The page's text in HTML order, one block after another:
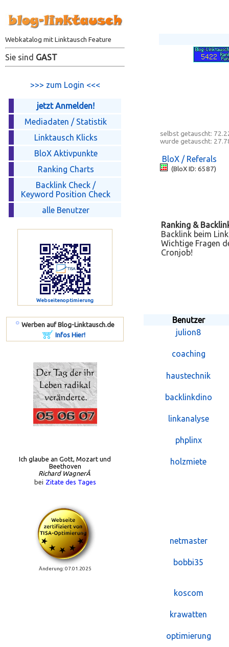
Webkatalog mit Linktausch Feature
Sie sind GAST
>>> zum Login <<<
jetzt Anmelden!
Mediadaten / Statistik
Linktausch Klicks
BloX Aktivpunkte
Ranking Charts
Backlink Check /
Keyword Position Check
alle Benutzer
Webseitenoptimierung
º Werben auf Blog-Linktausch.de
Infos Hier!
Ich glaube an Gott, Mozart und
Beethoven
Richard WagnerÂ
bei Zitate des Tages
Änderung: 07.01.2025
selbst getauscht:
wurde getauscht:
BloX / Referals
(BloX ID: 6587)
Ranking &
Backlink beim
Wichtige Fragen
Cronjob!
Benutzer
julion8
coaching
haustechnik
backlinkdino
linkanalyse
phplinx
holzmiete
netmaster
bobbi35
koscom
krawatten
optimierung